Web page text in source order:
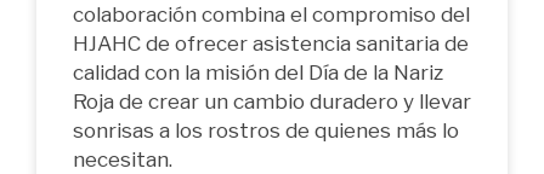
colaboración combina el compromiso del
HJAHC de ofrecer asistencia sanitaria de
calidad con la misión del Día de la Nariz
Roja de crear un cambio duradero y llevar
sonrisas a los rostros de quienes más lo
necesitan.